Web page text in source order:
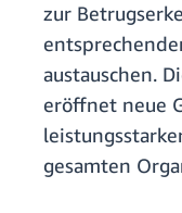
zur
austauschen.
eröffnet neue
gesamten